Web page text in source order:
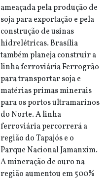
ameaçada pela produção de
soja para exportação e pela
construção de usinas
hidrelétricas. Brasília
também planeja construir a
linha ferroviária Ferrogrão
para transportar soja e
matérias primas minerais
para os portos ultramarinos
do Norte. A linha
ferroviária percorrerá a
região do Tapajós e o
Parque Nacional Jamanxim.
A mineração de ouro na
região aumentou em 500%